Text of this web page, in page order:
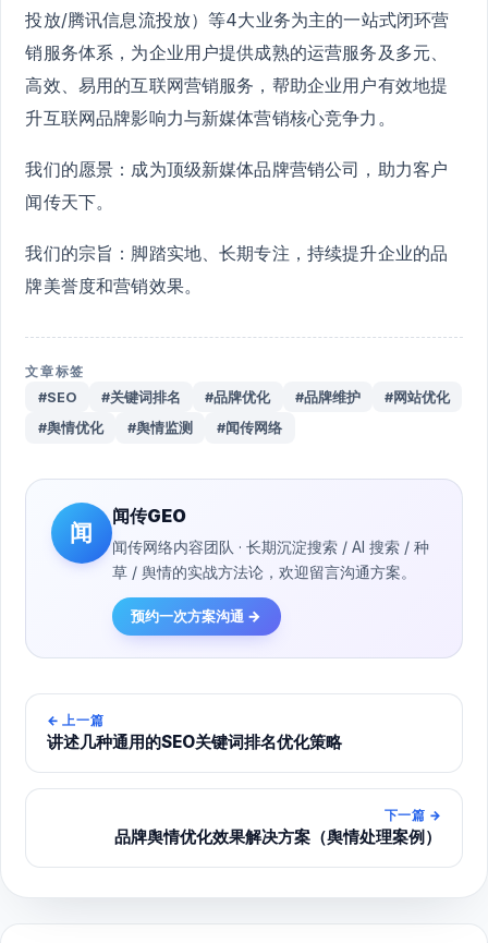
投放/腾讯信息流投放）等4大业务为主的一站式闭环营
销服务体系，为企业用户提供成熟的运营服务及多元、
高效、易用的互联网营销服务，帮助企业用户有效地提
升互联网品牌影响力与新媒体营销核心竞争力。
我们的愿景：成为顶级新媒体品牌营销公司，助力客户
闻传天下。
我们的宗旨：脚踏实地、长期专注，持续提升企业的品
牌美誉度和营销效果。
文章标签
#SEO #关键词排名 #品牌优化 #品牌维护
#网站优化
#舆情优化
#舆情监测 #闻传网络
闻
闻传GEO
闻传网络内容团队 · 长期沉淀搜索 / AI 搜索 / 种
草 / 舆情的实战方法论，欢迎留言沟通方案。
预约一次方案沟通 →
← 上一篇
讲述几种通用的SEO关键词排名优化策略
下一篇 →
品牌舆情优化效果解决方案（舆情处理案例）